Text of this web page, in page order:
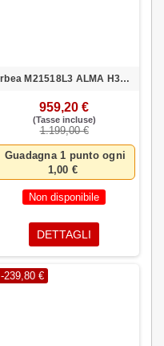
Orbea M21518L3 ALMA H30 M NEG-VER
959,20 €
(Tasse incluse)
1.199,00 €
Guadagna 1 punto ogni
1,00 €
Non disponibile
DETTAGLI
-239,80 €